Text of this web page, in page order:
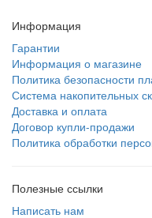
Информация
Гарантии
Информация о магазине
Политика безопасности
Система накопительных
Доставка и оплата
Договор купли-продажи
Политика обработки
Полезные ссылки
Написать нам